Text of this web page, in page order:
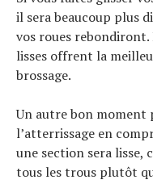
il sera beaucoup plus
vos roues rebondiront.
lisses offrent la
brossage.
Un autre bon moment
l’atterrissage en
une section sera lisse,
tous les trous plutôt